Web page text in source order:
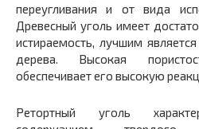
переугливания и от вида
Древесный уголь имеет
истираемость, лучшим
дерева. Высокая
обеспечивает его высокую
Ретортный уголь